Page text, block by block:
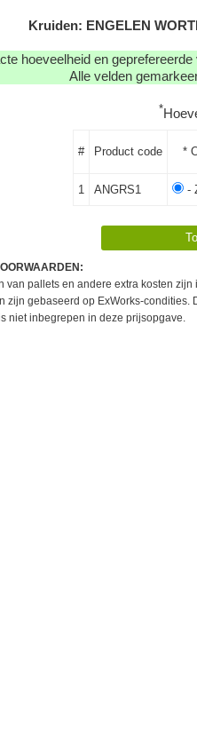
Kruiden: ENGELEN
hoeveelheid en
Alle velden
*
# Product code *
1 ANGRS1 -
van pallets en andere extra kosten
zijn gebaseerd op ExWorks-condities.
niet inbegrepen in deze prijsopgave.